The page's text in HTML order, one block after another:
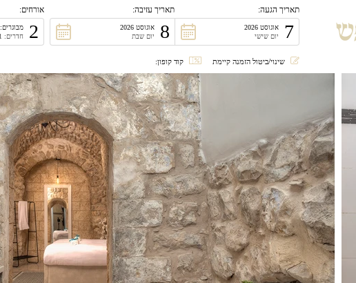
תאריך הגעה:
7
אוגוסט 2026
יום שישי
תאריך עזיבה:
8
אוגוסט 2026
יום שבת
אורחים:
2
מבוגרים:
חדרים: 1
קוד קופון: שינוי/ביטול הזמנה קיימת